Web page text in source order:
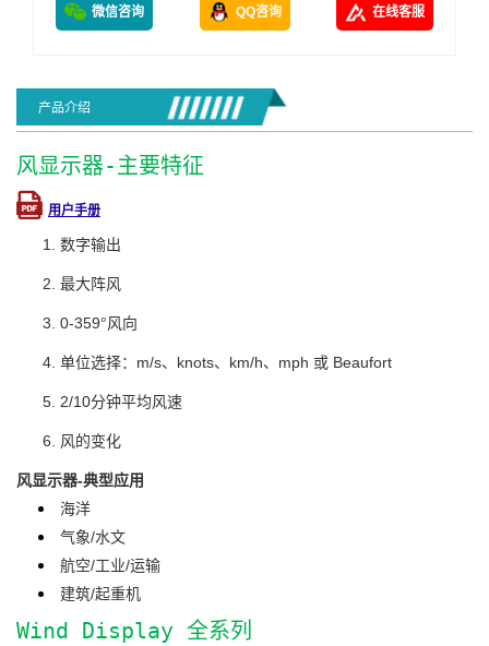
微信咨询 QQ咨询 在线客服
产品介绍
风显示器-主要特征
用户手册
数字输出
最大阵风
0-359°风向
单位选择：m/s、knots、km/h、mph 或 Beaufort
2/10分钟平均风速
风的变化
风显示器-典型应用
海洋
气象/水文
航空/工业/运输
建筑/起重机
Wind Display 全系列